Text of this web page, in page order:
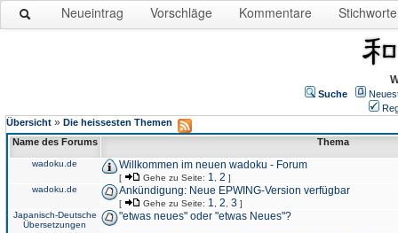
Neueintrag Vorschläge Kommentare Stichworte
Suche
Übersicht » Die heissesten Themen
Name des Forums
Thema
wadoku.de Willkommen im neuen wadoku - Forum
[ Gehe zu Seite: 1 2 ]
wadoku.de
Ankündigung: Neue EPWING-Version verfügbar
[ Gehe zu Seite: 1 2 3 ]
Japanisch-Deutsche
Übersetzungen
"etwas neues" oder "etwas Neues"?